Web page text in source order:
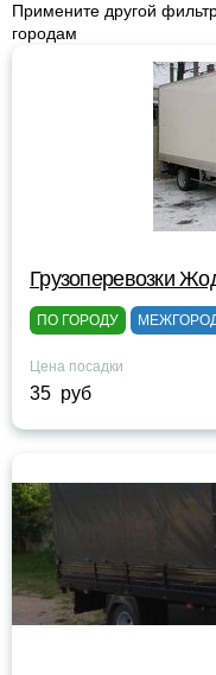
Примените другой
городам
Грузоперевозки
ПО ГОРОДУ
Цена посадки
35 руб